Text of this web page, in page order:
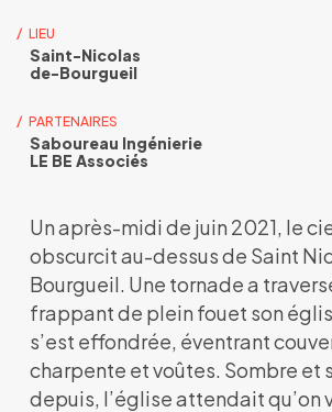
LIEU
Saint-Nicolas
de-Bourgueil
PARTENAIRES
Saboureau Ingénierie
LE BE Associés
Un après-midi de juin 2021, le
obscurcit au-dessus de Saint
Bourgueil. Une tornade a
frappant de plein fouet son
s’est effondrée, éventrant
charpente et voûtes. Sombre et
depuis, l’église attendait qu’on